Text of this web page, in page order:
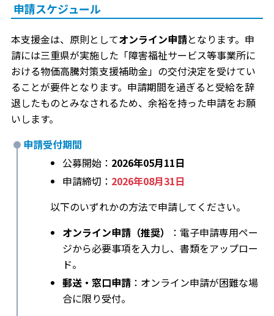
申請スケジュール
本支援金は、原則としてオンライン申請となります。申
請には三重県が実施した「障害福祉サービス等事業所に
おける物価高騰対策支援補助金」の交付決定を受けてい
ることが要件となります。申請期間を過ぎると受給を辞
退したものとみなされるため、余裕を持った申請をお願
いします。
申請受付期間
公募開始： 2026年05月11日
申請締切： 2026年08月31日
以下のいずれかの方法で申請してください。
オンライン申請（推奨）
：電子申請専用ペー
ジから必要事項を入力し、書類をアップロー
ド。
郵送・窓口申請 ：オンライン申請が困難な場
合に限り受付。